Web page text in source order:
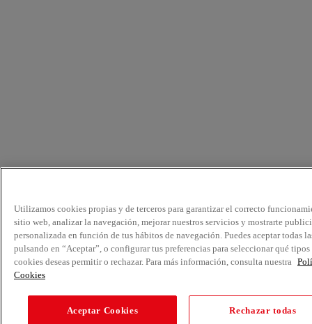
Utilizamos cookies propias y de terceros para garantizar el correcto
sitio web, analizar la navegación, mejorar nuestros servicios y mostrarte
personalizada en función de tus hábitos de navegación. Puedes aceptar todas
pulsando en “Aceptar”, o configurar tus preferencias para seleccionar qué tipos
cookies deseas permitir o rechazar. Para más información, consulta nuestra
Cookies
Aceptar Cookies Rechazar todas